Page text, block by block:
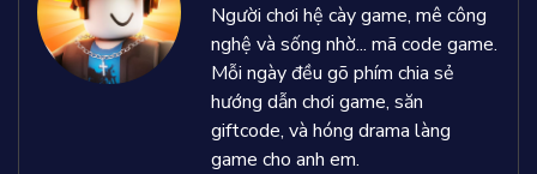
Người chơi hệ cày game, mê công
nghệ và sống nhờ... mã code game.
Mỗi ngày đều gõ phím chia sẻ
hướng dẫn chơi game, săn
giftcode, và hóng drama làng
game cho anh em.